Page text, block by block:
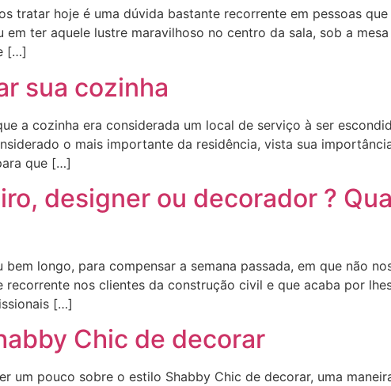
tratar hoje é uma dúvida bastante recorrente em pessoas
ter aquele lustre maravilhoso no centro da sala, sob a
[…]
sua cozinha
a cozinha era considerada um local de serviço à ser
o mais importante da residência, vista sua
que […]
designer ou decorador ?
longo, para compensar a semana passada, em que não
nos clientes da construção civil e que acaba por
[…]
Chic de decorar
um pouco sobre o estilo Shabby Chic de decorar, uma